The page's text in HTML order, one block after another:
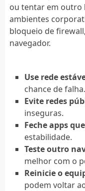
ou tentar em outro
ambientes
bloqueio de
navegador.
Use rede
chance de falha.
Evite redes
inseguras.
Feche apps
estabilidade.
Teste outro
melhor com o
Reinicie o
podem voltar